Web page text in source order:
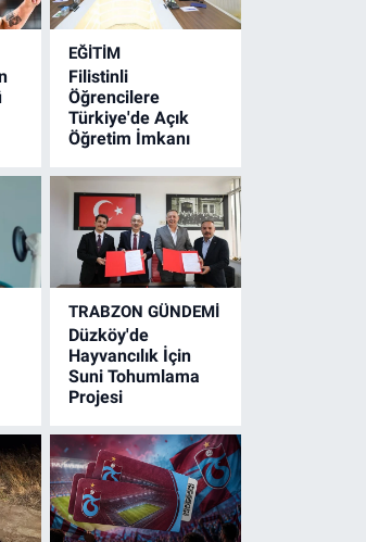
EĞİTİM
Filistinli
Öğrencilere
Türkiye'de Açık
Öğretim İmkanı
TRABZON GÜNDEMİ
Düzköy'de
Hayvancılık İçin
Suni Tohumlama
Projesi